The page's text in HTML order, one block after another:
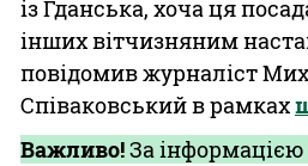
із Гданська, хоча ця
інших вітчизняним
повідомив журналіст
Співаковський в рамках
Важливо!За